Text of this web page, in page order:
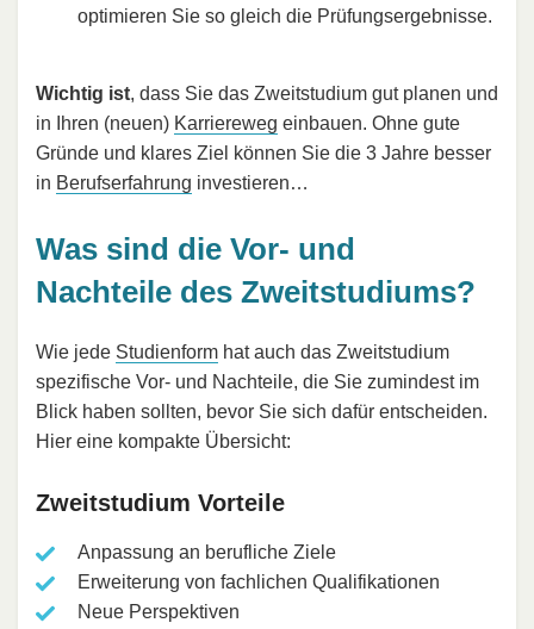
optimieren Sie so gleich die Prüfungsergebnisse.
Wichtig ist, dass Sie das Zweitstudium gut planen und
in Ihren (neuen) Karriereweg einbauen. Ohne gute
Gründe und klares Ziel können Sie die 3 Jahre besser
in Berufserfahrung investieren…
Was sind die Vor- und
Nachteile des Zweitstudiums?
Wie jede Studienform hat auch das Zweitstudium
spezifische Vor- und Nachteile, die Sie zumindest im
Blick haben sollten, bevor Sie sich dafür entscheiden.
Hier eine kompakte Übersicht:
Zweitstudium Vorteile
Anpassung an berufliche Ziele
Erweiterung von fachlichen Qualifikationen
Neue Perspektiven